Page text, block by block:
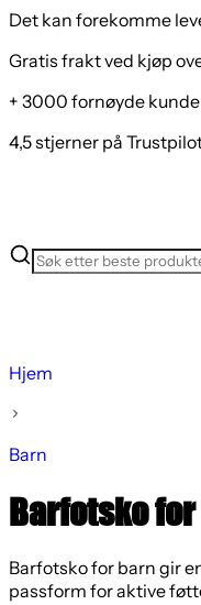
Det kan forekomme
Gratis frakt ved kjøp
+ 3000 fornøyde
4,5 stjerner på
Hjem
Barn
Barfotsko
Barfotsko for barn gir
passform for aktive